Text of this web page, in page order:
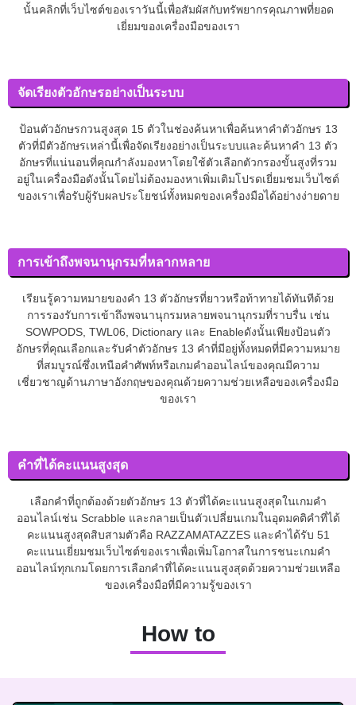
นั้นคลิกที่เว็บไซต์ของเราวันนี้เพื่อสัมผัสกับทรัพยากรคุณภาพที่ยอด
เยี่ยมของเครื่องมือของเรา
จัดเรียงตัวอักษรอย่างเป็นระบบ
ป้อนตัวอักษรกวนสูงสุด 15 ตัวในช่องค้นหาเพื่อค้นหาคำตัวอักษร 13
ตัวที่มีตัวอักษรเหล่านี้เพื่อจัดเรียงอย่างเป็นระบบและค้นหาคำ 13 ตัว
อักษรที่แน่นอนที่คุณกำลังมองหาโดยใช้ตัวเลือกตัวกรองขั้นสูงที่รวม
อยู่ในเครื่องมือดังนั้นโดยไม่ต้องมองหาเพิ่มเติมโปรดเยี่ยมชมเว็บไซต์
ของเราเพื่อรับผู้รับผลประโยชน์ทั้งหมดของเครื่องมือได้อย่างง่ายดาย
การเข้าถึงพจนานุกรมที่หลากหลาย
เรียนรู้ความหมายของคำ 13 ตัวอักษรที่ยาวหรือท้าทายได้ทันทีด้วย
การรองรับการเข้าถึงพจนานุกรมหลายพจนานุกรมที่ราบรื่น เช่น
SOWPODS, TWL06, Dictionary และ Enableดังนั้นเพียงป้อนตัว
อักษรที่คุณเลือกและรับคำตัวอักษร 13 คำที่มีอยู่ทั้งหมดที่มีความหมาย
ที่สมบูรณ์ซึ่งเหนือคำศัพท์หรือเกมคำออนไลน์ของคุณมีความ
เชี่ยวชาญด้านภาษาอังกฤษของคุณด้วยความช่วยเหลือของเครื่องมือ
ของเรา
คำที่ได้คะแนนสูงสุด
เลือกคำที่ถูกต้องด้วยตัวอักษร 13 ตัวที่ได้คะแนนสูงสุดในเกมคำ
ออนไลน์เช่น Scrabble และกลายเป็นตัวเปลี่ยนเกมในอุดมคติคำที่ได้
คะแนนสูงสุดสิบสามตัวคือ RAZZAMATAZZES และคำได้รับ 51
คะแนนเยี่ยมชมเว็บไซต์ของเราเพื่อเพิ่มโอกาสในการชนะเกมคำ
ออนไลน์ทุกเกมโดยการเลือกคำที่ได้คะแนนสูงสุดด้วยความช่วยเหลือ
ของเครื่องมือที่มีความรู้ของเรา
How to